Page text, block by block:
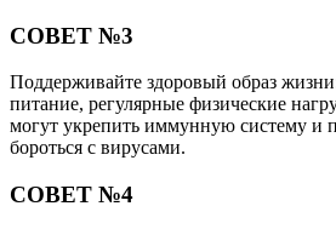
СОВЕТ №3
Поддерживайте здоровый образ
питание, регулярные физические
могут укрепить иммунную систему и
бороться с вирусами.
СОВЕТ №4